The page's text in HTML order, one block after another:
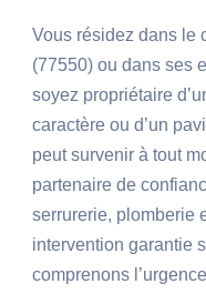
Vous résidez dans le
(77550) ou dans ses
soyez propriétaire
caractère ou d’un
peut survenir à tout
partenaire de
serrurerie, plomberie
intervention garantie
comprenons